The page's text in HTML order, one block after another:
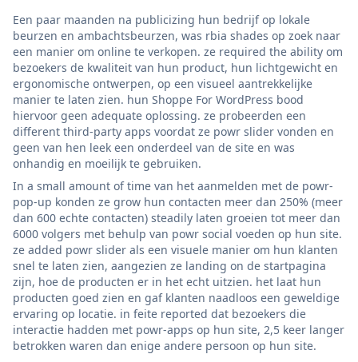
Een paar maanden na publicizing hun bedrijf op lokale
beurzen en ambachtsbeurzen, was rbia shades op zoek naar
een manier om online te verkopen. ze required the ability om
bezoekers de kwaliteit van hun product, hun lichtgewicht en
ergonomische ontwerpen, op een visueel aantrekkelijke
manier te laten zien. hun Shoppe For WordPress bood
hiervoor geen adequate oplossing. ze probeerden een
different third-party apps voordat ze powr slider vonden en
geen van hen leek een onderdeel van de site en was
onhandig en moeilijk te gebruiken.
In a small amount of time van het aanmelden met de powr-
pop-up konden ze grow hun contacten meer dan 250% (meer
dan 600 echte contacten) steadily laten groeien tot meer dan
6000 volgers met behulp van powr social voeden op hun site.
ze added powr slider als een visuele manier om hun klanten
snel te laten zien, aangezien ze landing on de startpagina
zijn, hoe de producten er in het echt uitzien. het laat hun
producten goed zien en gaf klanten naadloos een geweldige
ervaring op locatie. in feite reported dat bezoekers die
interactie hadden met powr-apps op hun site, 2,5 keer langer
betrokken waren dan enige andere persoon op hun site.